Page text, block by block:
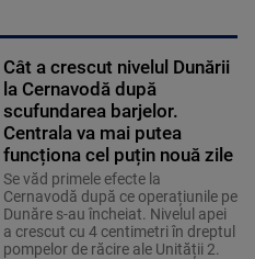
Cât a crescut nivelul Dunării
la Cernavodă după
scufundarea barjelor.
Centrala va mai putea
funcționa cel puțin nouă zile
Se văd primele efecte la
Cernavodă după ce operațiunile pe
Dunăre s-au încheiat. Nivelul apei
a crescut cu 4 centimetri în dreptul
pompelor de răcire ale Unității 2.